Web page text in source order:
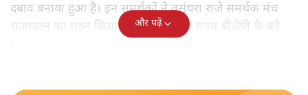
दबाव बनाया हुआ है। इन समर्थकों ने वसुंधरा राजे समर्थक मंच
राजस्थान का गठन किया है और इसे लेकर राज्य बीजेपी के बड़े
नेताओं ने आलाकमान से मुलाक़ात की है और एतराज जताया है।
और पढ़ें